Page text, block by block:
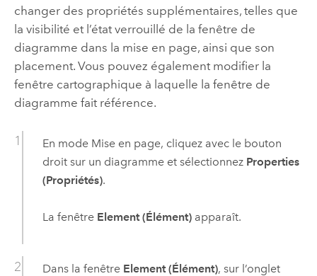
changer des propriétés supplémentaires, telles que
la visibilité et l’état verrouillé de la fenêtre de
diagramme dans la mise en page, ainsi que son
placement. Vous pouvez également modifier la
fenêtre cartographique à laquelle la fenêtre de
diagramme fait référence.
En mode Mise en page, cliquez avec le bouton
droit sur un diagramme et sélectionnez Properties
(Propriétés).
La fenêtre Element (Élément)apparaît.
Dans la fenêtre Element (Élément), sur l’onglet